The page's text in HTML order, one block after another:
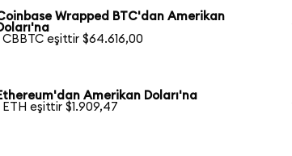
Wrapped BTC'dan Amerikan
CBBTC eşittir $64.616,00
Amerikan Doları'na
ETH eşittir $1.909,47